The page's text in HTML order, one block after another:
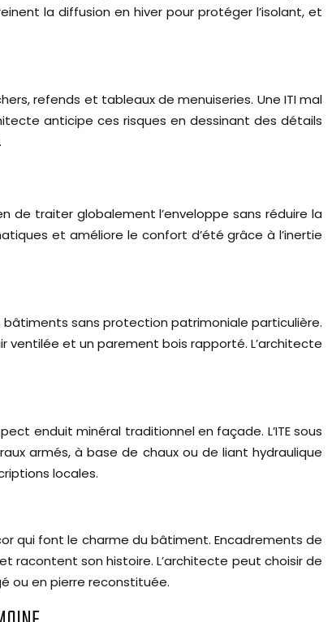
la diffusion en hiver pour protéger l’isolant, et
refends et tableaux de menuiseries. Une ITI mal
anticipe ces risques en dessinant des détails
de traiter globalement l’enveloppe sans réduire la
et améliore le confort d’été grâce à l’inertie
bâtiments sans protection patrimoniale particulière.
ventilée et un parement bois rapporté. L’architecte
enduit minéral traditionnel en façade. L’ITE sous
armés, à base de chaux ou de liant hydraulique
locales.
qui font le charme du bâtiment. Encadrements de
racontent son histoire. L’architecte peut choisir de
ou en pierre reconstituée.